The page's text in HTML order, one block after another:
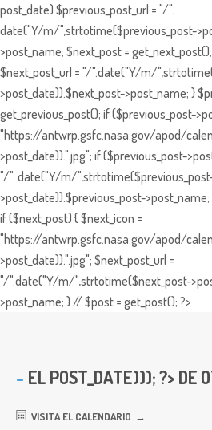
post_date) $previous_post_url = "/".
date("Y/m/",strtotime($previous_post-
>post_name; $next_post =
$next_post_url = "/".date("Y/m/
>post_date)).$next_post->post_name; }
get_previous_post(); if ($previous_post-
"https://antwrp.gsfc.nasa.gov/apod/
>post_date)).".jpg"; if ($previous_post-
"/". date("Y/m/
>post_date)).$previous_post-
if ($next_post) { $next_icon =
"https://antwrp.gsfc.nasa.gov/apod/
>post_date)).".jpg"; $next_post_url =
"/".date("Y/m/",strtotime($next_post-
>post_name; } // $post = get_post(); ?>
EL POST_DATE))); ?> DE
VISITA EL CALENDARIO